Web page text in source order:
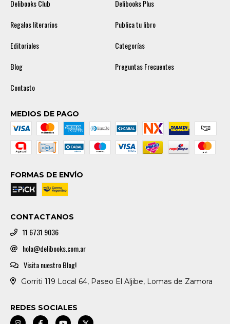
Delibooks Club
Delibooks Plus
Regalos literarios
Publica tu libro
Editoriales
Categorías
Blog
Preguntas Frecuentes
Contacto
MEDIOS DE PAGO
FORMAS DE ENVÍO
CONTACTANOS
11 6731 9036
hola@delibooks.com.ar
Visita nuestro Blog!
Gorriti 119 Local 64, Paseo El Aljibe, Lomas de Zamora
REDES SOCIALES